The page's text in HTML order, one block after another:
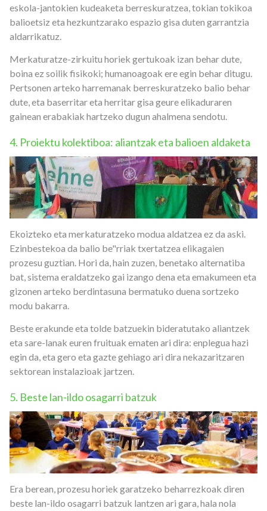
eskola-jantokien kudeaketa berreskuratzea, tokian tokikoa
balioetsiz eta hezkuntzarako espazio gisa duten garrantzia
aldarrikatuz.
Merkaturatze-zirkuitu horiek gertukoak izan behar dute,
boina ez soilik fisikoki; humanoagoak ere egin behar ditugu.
Pertso­nen arteko harremanak berreskuratzeko balio behar
dute, eta baserritar eta herritar gisa geure elikaduraren
gainean erabakiak hartzeko dugun ahalmena sendotu.
4. Proiektu kolektiboa: aliantzak eta balioen aldaketa
Ekoizteko eta merkaturatzeko modua aldatzea ez da aski.
Ezinbestekoa da balio be"rriak txertatzea elikagaien
prozesu guztian. Hori da, hain zuzen, benetako alternatiba
bat, sistema eraldatzeko gai izango dena eta emakumeen eta
gizonen arteko berdintasuna bermatuko duena sortzeko
modu bakarra.
Beste erakunde eta tolde batzuekin bideratutako aliantzek
eta sare-lanak euren fruituak ematen ari dira: enplegua hazi
egin da, eta gero eta gazte gehiago ari dira nekazaritzaren
sektorean instalazioak jartzen.
5. Beste lan-ildo osagarri batzuk
Era berean, prozesu horiek garatzeko beharrezkoak diren
beste lan-ildo osagarri batzuk lantzen ari gara, hala nola